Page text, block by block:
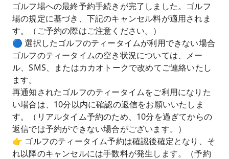
ゴルフ場への最終予約手続きが完了しました。ゴルフ
場の規定に基づき、下記のキャンセル料が適用されま
す。（ご予約の際はご注意ください。）
🔵 選択したゴルフのティータイムが利用できない場合
ゴルフのティータイムの空き状況については、メー
ル、SMS、またはカカオトークで改めてご連絡いたし
ます。
再通知されたゴルフのティータイムをご利用になりた
い場合は、10分以内に確認の返信をお願いいたしま
す。（リアルタイム予約のため、10分を過ぎてからの
返信では予約ができない場合がございます。）
👉 ゴルフのティータイム予約は確認後確定となり、そ
れ以降のキャンセルには手数料が発生します。（予約